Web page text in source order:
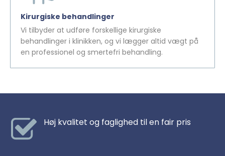
Kirurgiske behandlinger
Vi tilbyder at udføre forskellige kirurgiske
behandlinger i klinikken, og vi lægger altid vægt på
en professionel og smertefri behandling.
Høj kvalitet og faglighed til en fair pris